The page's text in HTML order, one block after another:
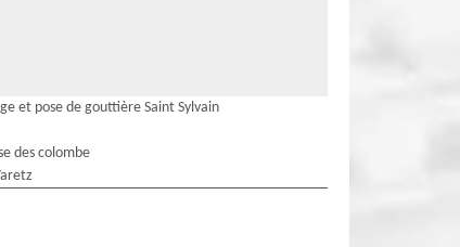
et pose de gouttière Saint Sylvain
des colombe